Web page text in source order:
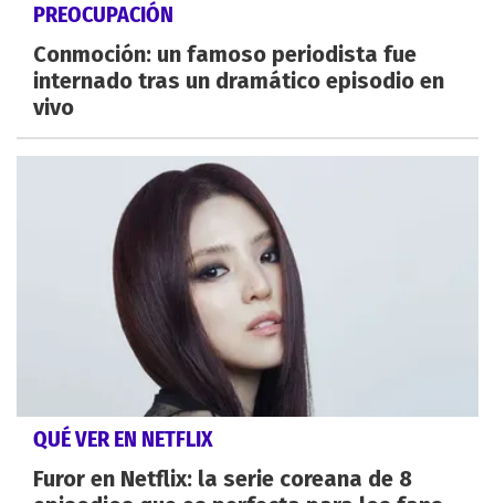
PREOCUPACIÓN
Conmoción: un famoso periodista fue
internado tras un dramático episodio en
vivo
QUÉ VER EN NETFLIX
Furor en Netflix: la serie coreana de 8